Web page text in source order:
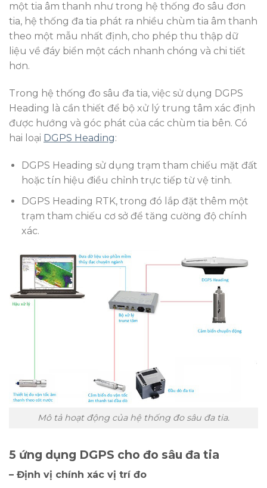
một tia âm thanh như trong hệ thống đo sâu đơn
tia, hệ thống đa tia phát ra nhiều chùm tia âm thanh
theo một mẫu nhất định, cho phép thu thập dữ
liệu về đáy biển một cách nhanh chóng và chi tiết
hơn.
Trong hệ thống đo sâu đa tia, việc sử dụng DGPS
Heading là cần thiết để bộ xử lý trung tâm xác định
được hướng và góc phát của các chùm tia bên. Có
hai loại DGPS Heading:
DGPS Heading sử dụng trạm tham chiếu mặt đất
hoặc tín hiệu điều chỉnh trực tiếp từ vệ tinh.
DGPS Heading RTK, trong đó lắp đặt thêm một
trạm tham chiếu cơ sở để tăng cường độ chính
xác.
Mô tả hoạt động của hệ thống đo sâu đa tia.
5 ứng dụng DGPS cho đo sâu đa tia
– Định vị chính xác vị trí đo